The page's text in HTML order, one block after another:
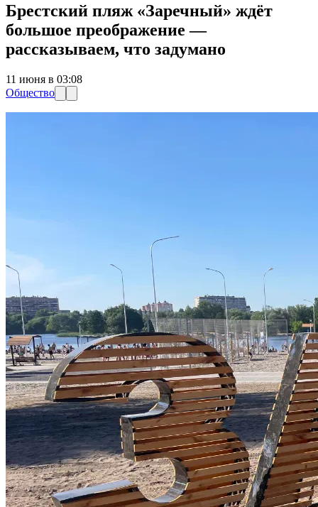
Брестский пляж «Заречный» ждёт
большое преображение —
рассказываем, что задумано
11 июня в 03:08
Общество